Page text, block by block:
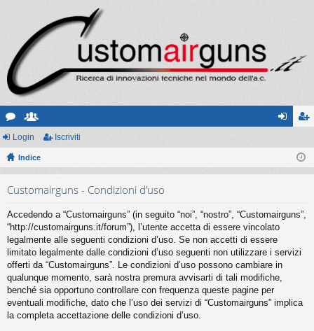
or
u
sc
ritt riv
Login Iscriviti
Indice
Customairguns - Condizioni d’uso
Accedendo a “Customairguns” (in seguito “noi”, “nostro”, “Customairguns”,
“http://customairguns.it/forum”), l’utente accetta di essere vincolato
legalmente alle seguenti condizioni d’uso. Se non accetti di essere
limitato legalmente dalle condizioni d’uso seguenti non utilizzare i servizi
offerti da “Customairguns”. Le condizioni d’uso possono cambiare in
qualunque momento, sarà nostra premura avvisarti di tali modifiche,
benché sia opportuno controllare con frequenza queste pagine per
eventuali modifiche, dato che l’uso dei servizi di “Customairguns” implica
la completa accettazione delle condizioni d’uso.